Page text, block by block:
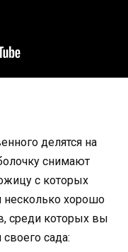
делятся на
снимают
с которых
хорошо
среди которых вы
сада: